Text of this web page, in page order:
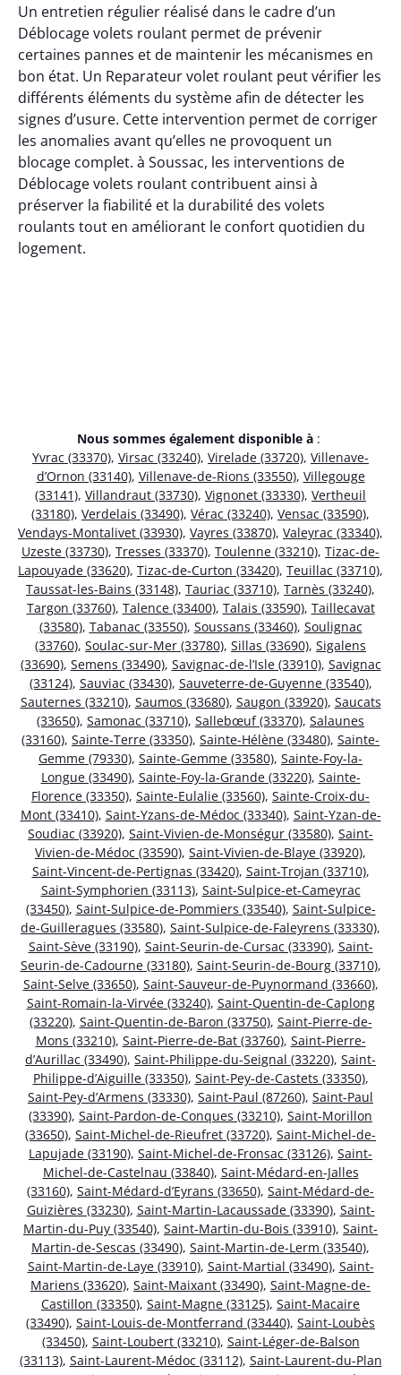
Un entretien régulier réalisé dans le cadre d’un
Déblocage volets roulant permet de prévenir
certaines pannes et de maintenir les mécanismes en
bon état. Un Reparateur volet roulant peut vérifier les
différents éléments du système afin de détecter les
signes d’usure. Cette intervention permet de corriger
les anomalies avant qu’elles ne provoquent un
blocage complet. à Soussac, les interventions de
Déblocage volets roulant contribuent ainsi à
préserver la fiabilité et la durabilité des volets
roulants tout en améliorant le confort quotidien du
logement.
Nous sommes également disponible à :
Yvrac (33370), Virsac (33240), Virelade (33720), Villenave-
d’Ornon (33140), Villenave-de-Rions (33550), Villegouge
(33141), Villandraut (33730), Vignonet (33330), Vertheuil
(33180), Verdelais (33490), Vérac (33240), Vensac (33590),
Vendays-Montalivet (33930), Vayres (33870), Valeyrac (33340),
Uzeste (33730), Tresses (33370), Toulenne (33210), Tizac-de-
Lapouyade (33620), Tizac-de-Curton (33420), Teuillac (33710),
Taussat-les-Bains (33148), Tauriac (33710), Tarnès (33240),
Targon (33760), Talence (33400), Talais (33590), Taillecavat
(33580), Tabanac (33550), Soussans (33460), Soulignac
(33760), Soulac-sur-Mer (33780), Sillas (33690), Sigalens
(33690), Semens (33490), Savignac-de-l’Isle (33910), Savignac
(33124), Sauviac (33430), Sauveterre-de-Guyenne (33540),
Sauternes (33210), Saumos (33680), Saugon (33920), Saucats
(33650), Samonac (33710), Sallebœuf (33370), Salaunes
(33160), Sainte-Terre (33350), Sainte-Hélène (33480), Sainte-
Gemme (79330), Sainte-Gemme (33580), Sainte-Foy-la-
Longue (33490), Sainte-Foy-la-Grande (33220), Sainte-
Florence (33350), Sainte-Eulalie (33560), Sainte-Croix-du-
Mont (33410), Saint-Yzans-de-Médoc (33340), Saint-Yzan-de-
Soudiac (33920), Saint-Vivien-de-Monségur (33580), Saint-
Vivien-de-Médoc (33590), Saint-Vivien-de-Blaye (33920),
Saint-Vincent-de-Pertignas (33420), Saint-Trojan (33710),
Saint-Symphorien (33113), Saint-Sulpice-et-Cameyrac
(33450), Saint-Sulpice-de-Pommiers (33540), Saint-Sulpice-
de-Guilleragues (33580), Saint-Sulpice-de-Faleyrens (33330),
Saint-Sève (33190), Saint-Seurin-de-Cursac (33390), Saint-
Seurin-de-Cadourne (33180), Saint-Seurin-de-Bourg (33710),
Saint-Selve (33650), Saint-Sauveur-de-Puynormand (33660),
Saint-Romain-la-Virvée (33240), Saint-Quentin-de-Caplong
(33220), Saint-Quentin-de-Baron (33750), Saint-Pierre-de-
Mons (33210), Saint-Pierre-de-Bat (33760), Saint-Pierre-
d’Aurillac (33490), Saint-Philippe-du-Seignal (33220), Saint-
Philippe-d’Aiguille (33350), Saint-Pey-de-Castets (33350),
Saint-Pey-d’Armens (33330), Saint-Paul (87260), Saint-Paul
(33390), Saint-Pardon-de-Conques (33210), Saint-Morillon
(33650), Saint-Michel-de-Rieufret (33720), Saint-Michel-de-
Lapujade (33190), Saint-Michel-de-Fronsac (33126), Saint-
Michel-de-Castelnau (33840), Saint-Médard-en-Jalles
(33160), Saint-Médard-d’Eyrans (33650), Saint-Médard-de-
Guizières (33230), Saint-Martin-Lacaussade (33390), Saint-
Martin-du-Puy (33540), Saint-Martin-du-Bois (33910), Saint-
Martin-de-Sescas (33490), Saint-Martin-de-Lerm (33540),
Saint-Martin-de-Laye (33910), Saint-Martial (33490), Saint-
Mariens (33620), Saint-Maixant (33490), Saint-Magne-de-
Castillon (33350), Saint-Magne (33125), Saint-Macaire
(33490), Saint-Louis-de-Montferrand (33440), Saint-Loubès
(33450), Saint-Loubert (33210), Saint-Léger-de-Balson
(33113), Saint-Laurent-Médoc (33112), Saint-Laurent-du-Plan